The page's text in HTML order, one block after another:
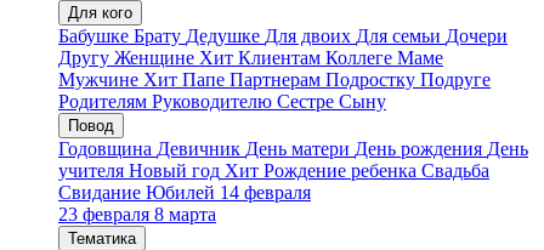
Для кого
Бабушке Брату Дедушке Для двоих Для семьи Дочери
Другу Женщине Хит Клиентам Коллеге Маме
Мужчине Хит Папе Партнерам Подростку Подруге
Родителям Руководителю Сестре Сыну
Повод
Годовщина Девичник День матери День рождения День
учителя Новый год Хит Рождение ребенка Свадьба
Свидание Юбилей 14 февраля
23 февраля 8 марта
Тематика